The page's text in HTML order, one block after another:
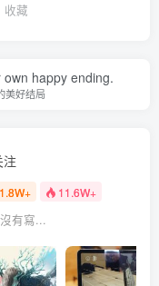
收藏
happy ending.
美好结局
注
1.8W+ 11.6W+
有寫...